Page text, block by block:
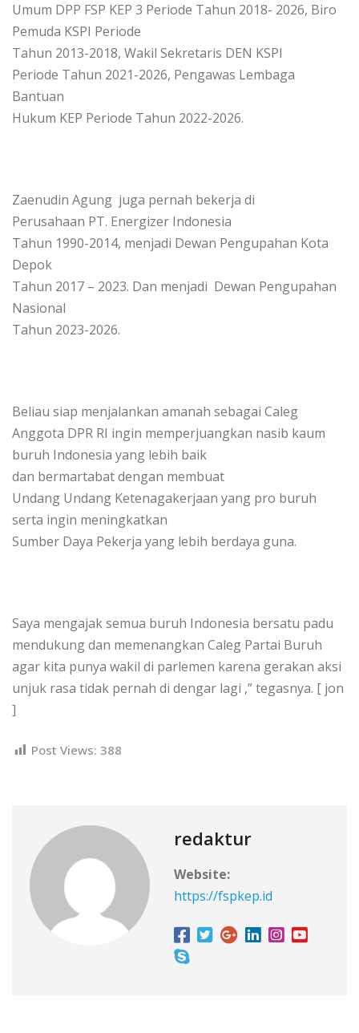
Umum DPP FSP KEP 3 Periode Tahun 2018- 2026, Biro
Pemuda KSPI Periode
Tahun 2013-2018, Wakil Sekretaris DEN KSPI
Periode Tahun 2021-2026, Pengawas Lembaga
Bantuan
Hukum KEP Periode Tahun 2022-2026.
Zaenudin Agung juga pernah bekerja di
Perusahaan PT. Energizer Indonesia
Tahun 1990-2014, menjadi Dewan Pengupahan Kota
Depok
Tahun 2017 – 2023. Dan menjadi Dewan Pengupahan
Nasional
Tahun 2023-2026.
Beliau siap menjalankan amanah sebagai Caleg
Anggota DPR RI ingin memperjuangkan nasib kaum
buruh Indonesia yang lebih baik
dan bermartabat dengan membuat
Undang Undang Ketenagakerjaan yang pro buruh
serta ingin meningkatkan
Sumber Daya Pekerja yang lebih berdaya guna.
Saya mengajak semua buruh Indonesia bersatu padu
mendukung dan memenangkan Caleg Partai Buruh
agar kita punya wakil di parlemen karena gerakan aksi
unjuk rasa tidak pernah di dengar lagi ,” tegasnya. [ jon
]
Post Views: 388
redaktur
Website:
https://fspkep.id